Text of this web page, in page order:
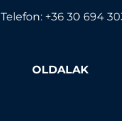
Telefon: +36 30 694
OLDALAK